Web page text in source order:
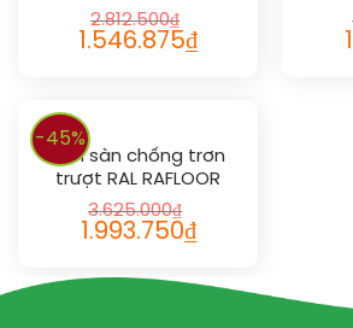
ANTI-SLIP 1019
2.812.500₫
1.546.875₫
-45%
Sơn sàn chống trơn
trượt RAL RAFLOOR
ANTI-SLIP 1018
3.625.000₫
1.993.750₫